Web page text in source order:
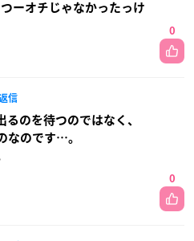
ーオチじゃなかったっけ
0
信
るのを待つのではなく、
なのです…。
0